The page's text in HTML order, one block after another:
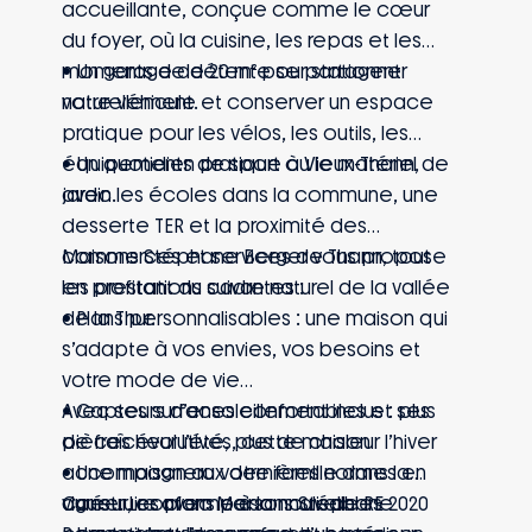
accueillante, conçue comme le cœur
du foyer, où la cuisine, les repas et les
moments de détente se partagent
naturellement.
• Un garage de 20 m² pour stationner
votre véhicule et conserver un espace
pratique pour les vélos, les outils, les
équipements de sport ou le matériel de
jardin.
• Un quotidien pratique à Vieux-Thann,
avec les écoles dans la commune, une
desserte TER et la proximité des
commerces et services de Thann, tout
en profitant du cadre naturel de la vallée
de la Thur.
Maisons Stéphane Berger vous propose
les prestations suivantes :
• Plans personnalisables : une maison qui
s’adapte à vos envies, vos besoins et
votre mode de vie
• Capteurs d’ensoleillement inclus : plus
de fraîcheur l’été, plus de chaleur l’hiver
• Une maison aux dernières normes en
vigueur, conforme à la nouvelle RE 2020
Avec ses surfaces confortables et ses
pièces évolutives, cette maison
accompagnera votre famille dans la
durée. Les plans personnalisables
Construire avec Maisons Stéphane